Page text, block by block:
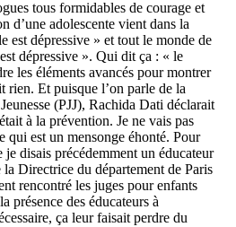
tous formidables de courage et
d’une adolescente vient dans la
est dépressive » et tout le monde de
dépressive ». Qui dit ça : « le
les éléments avancés pour montrer
rien. Et puisque l’on parle de la
(PJJ), Rachida Dati déclarait
à la prévention. Je ne vais pas
qui est un mensonge éhonté. Pour
disais précédemment un éducateur
la Directrice du département de Paris
rencontré les juges pour enfants
présence des éducateurs à
ça leur faisait perdre du